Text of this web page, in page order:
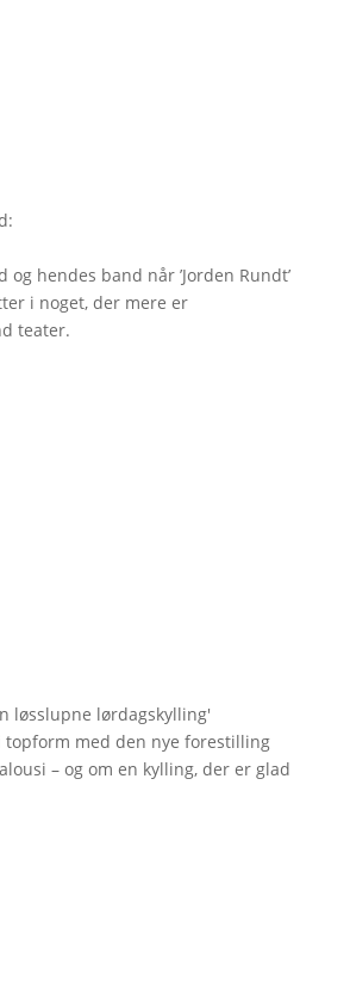
:
hendes band når ’Jorden Rundt’
i noget, der mere er
teater.
løsslupne lørdagskylling'
topform med den nye forestilling
– og om en kylling, der er glad